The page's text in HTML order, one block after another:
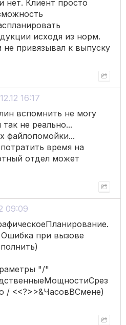
нет. Клиент просто
исходя из норм.
привязывал к выпуску
16:17
вспомнить не могу
так не реально...
файлопомойки...
время на
отдел может
09:09
при вызове
"/"
/ <<?>>&ЧасовВСмене)